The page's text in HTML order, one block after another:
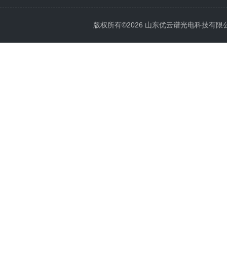
版权所有©2026 山东优云谱光电科技有